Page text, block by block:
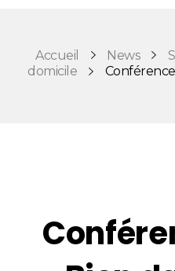
Accueil News
domicile
Conférence